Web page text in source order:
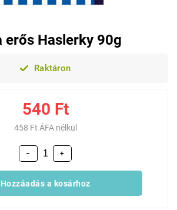
erős Haslerky 90g
Raktáron
540 Ft
458 Ft ÁFA nélkül
+
−
Hozzáadás a kosárhoz